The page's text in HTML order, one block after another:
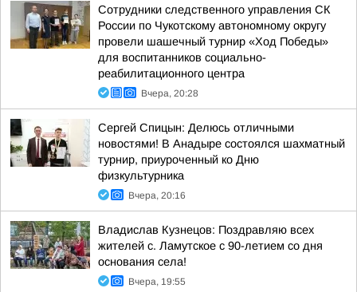
Сотрудники следственного управления СК
России по Чукотскому автономному округу
провели шашечный турнир «Ход Победы»
для воспитанников социально-
реабилитационного центра
Вчера, 20:28
Сергей Спицын: Делюсь отличными
новостями! В Анадыре состоялся шахматный
турнир, приуроченный ко Дню
физкультурника
Вчера, 20:16
Владислав Кузнецов: Поздравляю всех
жителей с. Ламутское с 90-летием со дня
основания села!
Вчера, 19:55